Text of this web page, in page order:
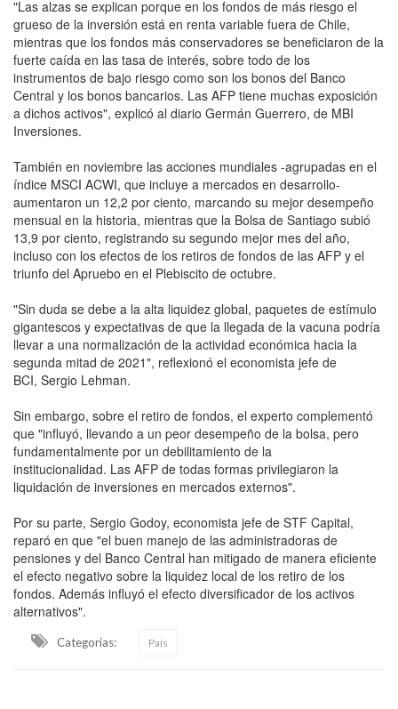
"Las alzas se explican porque en los fondos de más riesgo el
grueso de la inversión está en renta variable fuera de Chile,
mientras que los fondos más conservadores se beneficiaron de la
fuerte caída en las tasa de interés, sobre todo de los
instrumentos de bajo riesgo como son los bonos del Banco
Central y los bonos bancarios. Las AFP tiene muchas exposición
a dichos activos", explicó al diario Germán Guerrero, de MBI
Inversiones.
También en noviembre las acciones mundiales -agrupadas en el
índice MSCI ACWI, que incluye a mercados en desarrollo-
aumentaron un 12,2 por ciento, marcando su mejor desempeño
mensual en la historia, mientras que la Bolsa de Santiago subió
13,9 por ciento, registrando su segundo mejor mes del año,
incluso con los efectos de los retiros de fondos de las AFP y el
triunfo del Apruebo en el Plebiscito de octubre.
"Sin duda se debe a la alta liquidez global, paquetes de estímulo
gigantescos y expectativas de que la llegada de la vacuna podría
llevar a una normalización de la actividad económica hacia la
segunda mitad de 2021", reflexionó el economista jefe de
BCI, Sergio Lehman.
Sin embargo, sobre el retiro de fondos, el experto complementó
que "influyó, llevando a un peor desempeño de la bolsa, pero
fundamentalmente por un debilitamiento de la
institucionalidad. Las AFP de todas formas privilegiaron la
liquidación de inversiones en mercados externos".
Por su parte, Sergio Godoy, economista jefe de STF Capital,
reparó en que "el buen manejo de las administradoras de
pensiones y del Banco Central han mitigado de manera eficiente
el efecto negativo sobre la liquidez local de los retiro de los
fondos. Además influyó el efecto diversificador de los activos
alternativos".
Categorias: País